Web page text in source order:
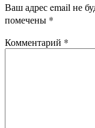
Ваш адрес email не
помечены *
Комментарий *